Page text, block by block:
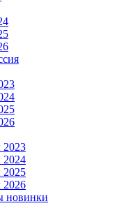
2023
2024
2025
2026
новинки